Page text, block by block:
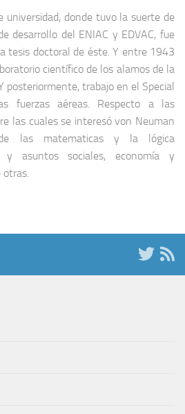
universidad, donde tuvo la suerte de
desarrollo del ENIAC y EDVAC, fue
tesis doctoral de éste. Y entre 1943
científico de los alamos de la
posteriormente, trabajo en el Special
fuerzas aéreas. Respecto a las
las cuales se interesó von Neuman
las matematicas y la lógica
y asuntos sociales, economía y
otras.